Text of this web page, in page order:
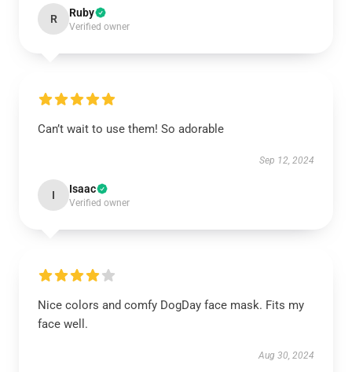
R Ruby
Verified owner
Can’t wait to use them! So adorable
Sep 12, 2024
I Isaac
Verified owner
Nice colors and comfy DogDay face mask. Fits my
face well.
Aug 30, 2024